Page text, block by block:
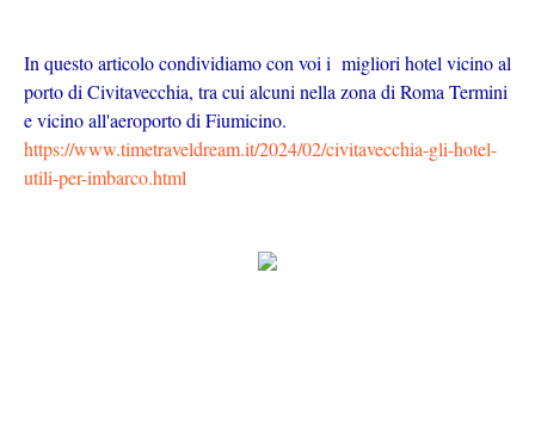
In questo articolo condividiamo con voi i migliori hotel vicino al
porto di Civitavecchia, tra cui alcuni nella zona di Roma Termini
e vicino all'aeroporto di Fiumicino.
https://www.timetraveldream.it/2024/02/civitavecchia-gli-hotel-
utili-per-imbarco.html